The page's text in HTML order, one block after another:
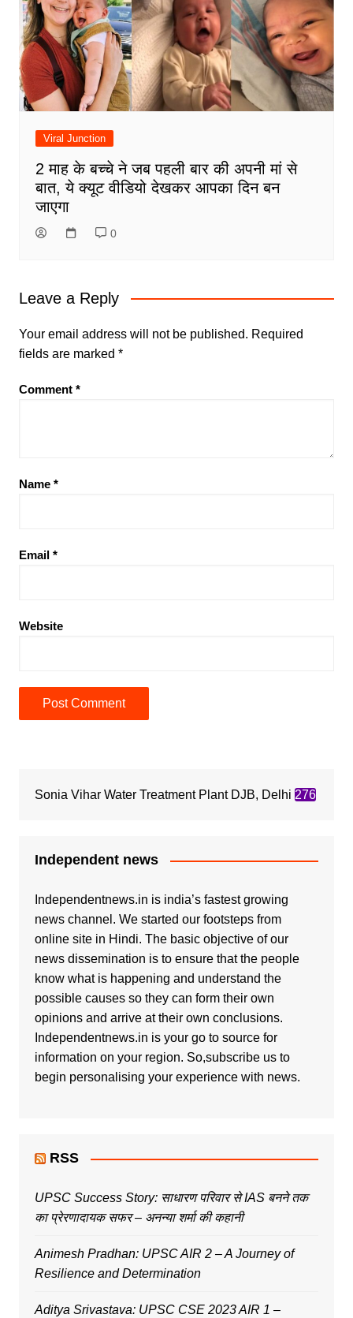
Viral Junction
2 माह के बच्चे ने जब पहली बार की अपनी मां से
बात, ये क्यूट वीडियो देखकर आपका दिन बन
जाएगा
0
Leave a Reply
Your email address will not be published. Required
fields are marked *
Comment *
Name *
Email *
Website
Sonia Vihar Water Treatment Plant DJB, Delhi 276
Independent news
Independentnews.in is india’s fastest growing
news channel. We started our footsteps from
online site in Hindi. The basic objective of our
news dissemination is to ensure that the people
know what is happening and understand the
possible causes so they can form their own
opinions and arrive at their own conclusions.
Independentnews.in is your go to source for
information on your region. So,subscribe us to
begin personalising your experience with news.
RSS
UPSC Success Story: साधारण परिवार से IAS बनने तक
का प्रेरणादायक सफर – अनन्या शर्मा की कहानी
Animesh Pradhan: UPSC AIR 2 – A Journey of
Resilience and Determination
Aditya Srivastava: UPSC CSE 2023 AIR 1 –